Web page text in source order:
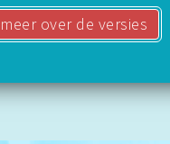
relaties
meer over de versies